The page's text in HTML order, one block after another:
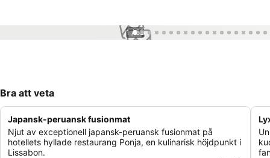
1 / 52
Bra att veta
Japansk-peruansk fusionmat
Njut av exceptionell japansk-peruansk fusionmat på
hotellets hyllade restaurang Ponja, en kulinarisk höjdpunkt i
Lissabon.